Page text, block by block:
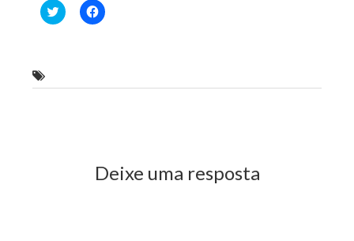
Clique
para
Clique
para
Deixe uma resposta